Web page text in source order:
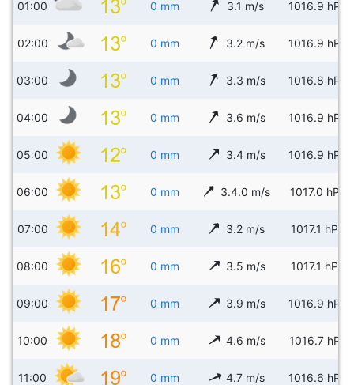
01:00 0 mm 3.1 m/s 1016.9 hPa
02:00 0 mm 3.2 m/s 1016.9 hPa
03:00 0 mm 3.3 m/s 1016.8 hPa
04:00 0 mm 3.6 m/s 1016.9 hPa
05:00 0 mm 3.4 m/s 1016.9 hPa
06:00 0 mm 3.4.0 m/s 1017.0 hPa
07:00 0 mm 3.2 m/s 1017.1 hPa
08:00 0 mm 3.5 m/s 1017.1 hPa
09:00 0 mm 3.9 m/s 1016.9 hPa
10:00 0 mm 4.6 m/s 1016.7 hPa
11:00 0 mm 4.7 m/s 1016.6 hPa